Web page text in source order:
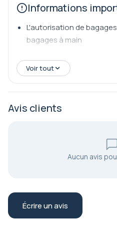
Informations
L'autorisation de
bagages à main
Voir tout
Avis clients
Aucun avis
Écrire un avis